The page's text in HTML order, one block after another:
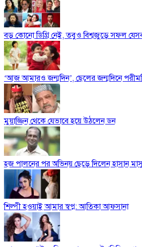
বড় কোনো ডিগ্রি নেই, তবুও বিশ্বজুড়ে সফল
‘আজ আমারও জন্মদিন’, ছেলের জন্মদিনে
মুয়াজ্জিন থেকে যেভাবে হয়ে উঠলেন ডন
হজ পালনের পর অভিনয় ছেড়ে দিলেন হাসান
শিল্পী হওয়াই আমার স্বপ্ন: আতিকা আফসানা